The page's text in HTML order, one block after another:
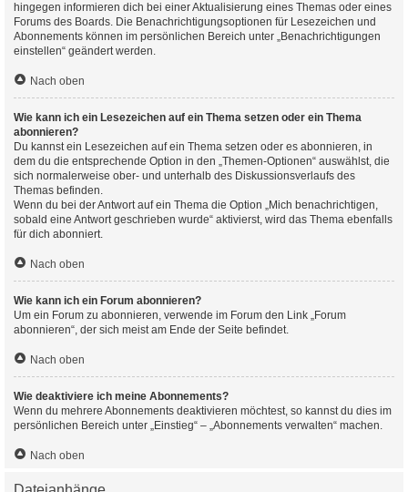
hingegen informieren dich bei einer Aktualisierung eines Themas oder eines
Forums des Boards. Die Benachrichtigungsoptionen für Lesezeichen und
Abonnements können im persönlichen Bereich unter „Benachrichtigungen
einstellen“ geändert werden.
Nach oben
Wie kann ich ein Lesezeichen auf ein Thema setzen oder ein Thema
abonnieren?
Du kannst ein Lesezeichen auf ein Thema setzen oder es abonnieren, in
dem du die entsprechende Option in den „Themen-Optionen“ auswählst, die
sich normalerweise ober- und unterhalb des Diskussionsverlaufs des
Themas befinden.
Wenn du bei der Antwort auf ein Thema die Option „Mich benachrichtigen,
sobald eine Antwort geschrieben wurde“ aktivierst, wird das Thema ebenfalls
für dich abonniert.
Nach oben
Wie kann ich ein Forum abonnieren?
Um ein Forum zu abonnieren, verwende im Forum den Link „Forum
abonnieren“, der sich meist am Ende der Seite befindet.
Nach oben
Wie deaktiviere ich meine Abonnements?
Wenn du mehrere Abonnements deaktivieren möchtest, so kannst du dies im
persönlichen Bereich unter „Einstieg“ – „Abonnements verwalten“ machen.
Nach oben